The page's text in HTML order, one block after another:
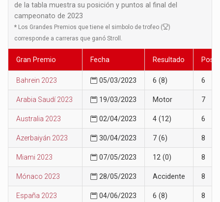
de la tabla muestra su posición y puntos al final del
campeonato de 2023
* Los Grandes Premios que tiene el simbolo de trofeo (
)
corresponde a carreras que ganó Stroll.
Gran Premio Fecha Resultado
Bahrein 2023 05/03/2023 6 (8) 6
Arabia Saudí 2023 19/03/2023 Motor 7
Australia 2023 02/04/2023 4 (12) 6
Azerbaiyán 2023 30/04/2023 7 (6) 8
Miami 2023 07/05/2023 12 (0) 8
Mónaco 2023 28/05/2023 Accidente 8
España 2023 04/06/2023 6 (8) 8